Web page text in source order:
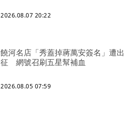
2026.08.07 20:22
饒河名店「秀蓋掉蔣萬安簽名」遭出
征 網號召刷五星幫補血
2026.08.05 07:59